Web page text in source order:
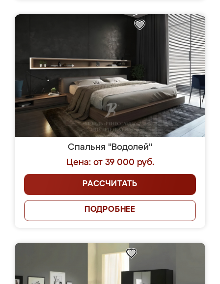
Спальня "Водолей"
Цена: от 39 000 руб.
РАССЧИТАТЬ
ПОДРОБНЕЕ